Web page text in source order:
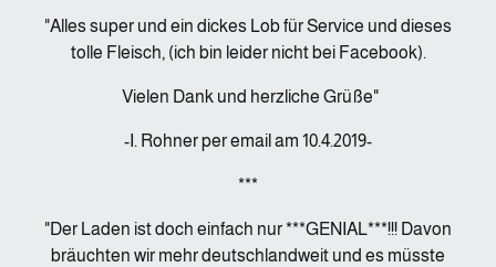
"Alles super und ein dickes Lob für Service und dieses
tolle Fleisch, (ich bin leider nicht bei Facebook).
Vielen Dank und herzliche Grüße"
-I. Rohner per email am 10.4.2019-
***
"Der Laden ist doch einfach nur ***GENIAL***!!! Davon
bräuchten wir mehr deutschlandweit und es müsste